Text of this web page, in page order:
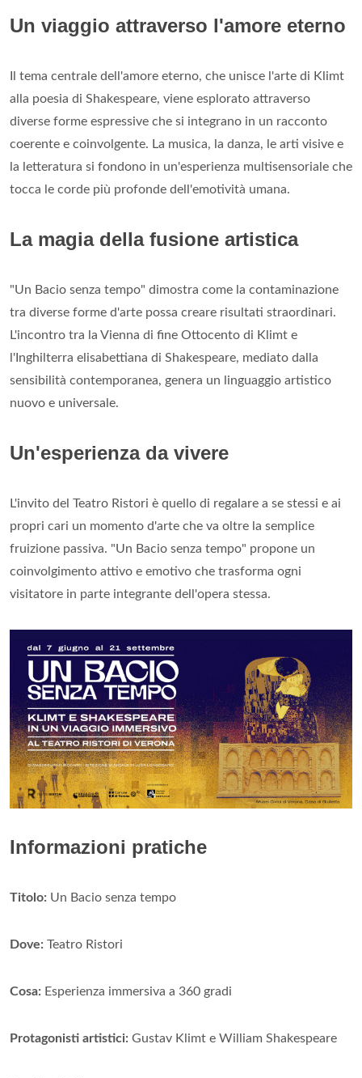
Un viaggio attraverso l'amore eterno
Il tema centrale dell'amore eterno, che unisce l'arte di Klimt
alla poesia di Shakespeare, viene esplorato attraverso
diverse forme espressive che si integrano in un racconto
coerente e coinvolgente. La musica, la danza, le arti visive e
la letteratura si fondono in un'esperienza multisensoriale che
tocca le corde più profonde dell'emotività umana.
La magia della fusione artistica
"Un Bacio senza tempo" dimostra come la contaminazione
tra diverse forme d'arte possa creare risultati straordinari.
L'incontro tra la Vienna di fine Ottocento di Klimt e
l'Inghilterra elisabettiana di Shakespeare, mediato dalla
sensibilità contemporanea, genera un linguaggio artistico
nuovo e universale.
Un'esperienza da vivere
L'invito del Teatro Ristori è quello di regalare a se stessi e ai
propri cari un momento d'arte che va oltre la semplice
fruizione passiva. "Un Bacio senza tempo" propone un
coinvolgimento attivo e emotivo che trasforma ogni
visitatore in parte integrante dell'opera stessa.
Informazioni pratiche
Titolo: Un Bacio senza tempo
Dove: Teatro Ristori
Cosa: Esperienza immersiva a 360 gradi
Protagonisti artistici: Gustav Klimt e William Shakespeare